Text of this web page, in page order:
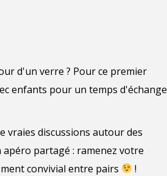
d'un verre ? Pour ce premier
enfants pour un temps d'échange
vraies discussions autour des
partagé : ramenez votre
convivial entre pairs
!